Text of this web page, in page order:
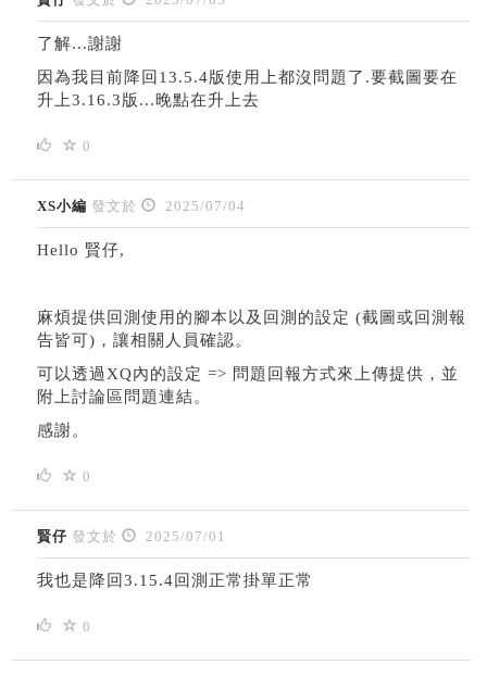
了解...謝謝
因為我目前降回13.5.4版使用上都沒問題了.要截圖要在
升上3.16.3版...晚點在升上去
0
XS小編 發文於 2025/07/04
Hello 賢仔,
麻煩提供回測使用的腳本以及回測的設定 (截圖或回測報
告皆可)，讓相關人員確認。
可以透過XQ內的設定 => 問題回報方式來上傳提供，並
附上討論區問題連結。
感謝。
0
賢仔 發文於 2025/07/01
我也是降回3.15.4回測正常掛單正常
0